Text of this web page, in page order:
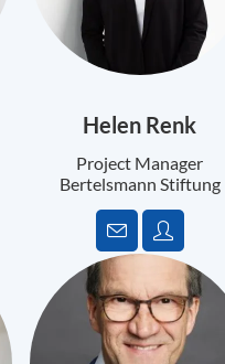
Helen Renk
Project Manager
Bertelsmann Stiftung